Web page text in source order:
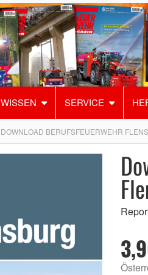
WISSEN SERVICE
DOWNLOAD BERUFSFEUERWEHR